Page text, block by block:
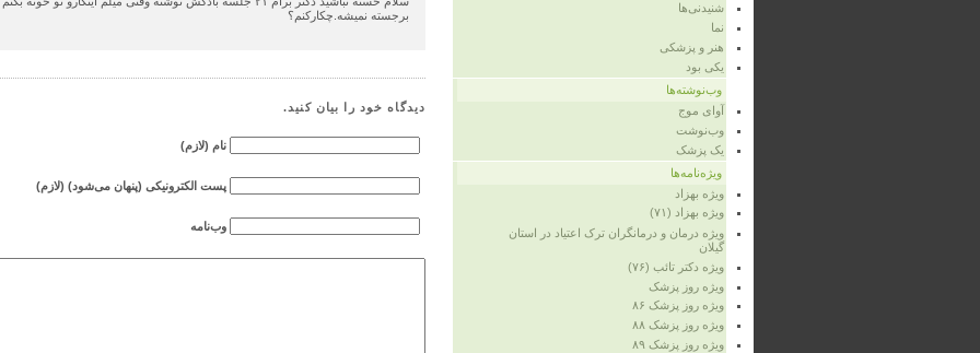
برجسته نمیشه.چکارکنم؟
دیدگاه خود را بیان کنید.
نام (لازم)
پست الکترونیکی (پنهان می‌شود) (لازم)
وب‌نامه
شنیدنی‌ها
نما
هنر و پزشکی
یکی بود
وب‌نوشته‌ها
آوای موج
وب‌نوشت
یک پزشک
ویژه‌نامه‌ها
ویژه‌ بهزاد
ویژه‌ بهزاد (۷۱)
ویژه‌ درمان و درمانگران ترک اعتیاد در استان
گیلان
ویژه‌ دکتر تائب (۷۶)
ویژه‌ روز پزشک
ویژه روز پزشک ۸۶
ویژه‌ روز پزشک ۸۸
ویژه‌ روز پزشک ۸۹